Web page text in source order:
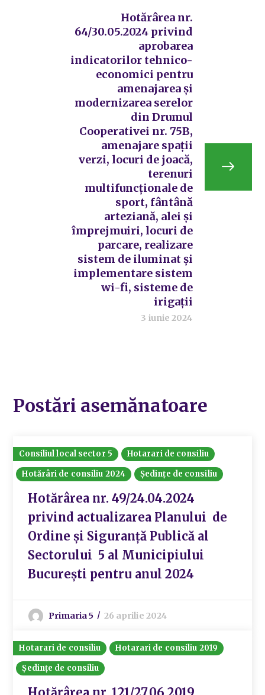
Hotărârea nr.
64/30.05.2024 privind
aprobarea
indicatorilor tehnico-
economici pentru
amenajarea și
modernizarea serelor
din Drumul
Cooperativei nr. 75B,
amenajare spații
verzi, locuri de joacă,
terenuri
multifuncționale de
sport, fântână
arteziană, alei și
împrejmuiri, locuri de
parcare, realizare
sistem de iluminat și
implementare sistem
wi-fi, sisteme de
irigații
3 iunie 2024
Postări asemănatoare
Consiliul local sector 5
Hotarari de consiliu
Hotărâri de consiliu 2024
Ședințe de consiliu
Hotărârea nr. 49/24.04.2024
privind actualizarea Planului de
Ordine și Siguranță Publică al
Sectorului 5 al Municipiului
București pentru anul 2024
Primaria 5 26 aprilie 2024
Hotarari de consiliu
Hotarari de consiliu 2019
Ședințe de consiliu